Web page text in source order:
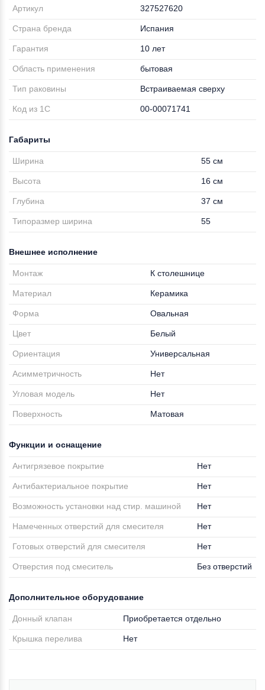
Артикул 327527620
Страна бренда Испания
Гарантия 10 лет
Область применения бытовая
Тип раковины Встраиваемая сверху
Код из 1С 00-00071741
Габариты
Ширина 55 см
Высота 16 см
Глубина 37 см
Типоразмер ширина 55
Внешнее исполнение
Монтаж К столешнице
Материал Керамика
Форма Овальная
Цвет Белый
Ориентация Универсальная
Асимметричность Нет
Угловая модель Нет
Поверхность Матовая
Функции и оснащение
Антигрязевое покрытие Нет
Антибактериальное покрытие Нет
Возможность установки над стир. машиной Нет
Намеченных отверстий для смесителя Нет
Готовых отверстий для смесителя Нет
Отверстия под смеситель Без отверстий
Дополнительное оборудование
Донный клапан Приобретается отдельно
Крышка перелива Нет